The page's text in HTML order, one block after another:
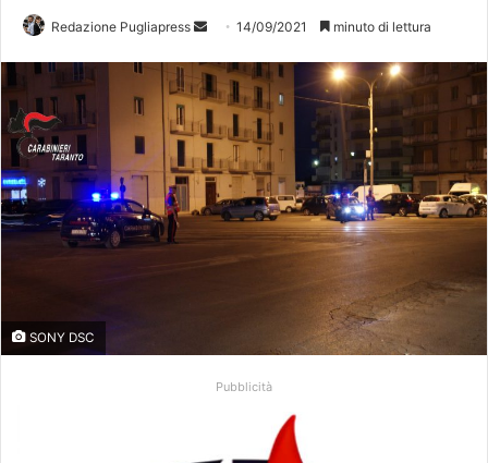
Redazione Pugliapress
v
i
a
u
n
'
e
m
14/09/2021 minuto di lettura
SONY DSC
Pubblicità